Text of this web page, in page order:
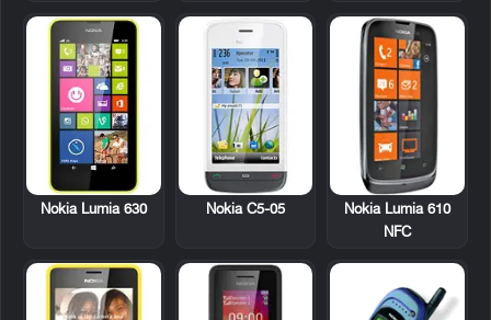
Nokia Lumia 610
NFC
Nokia C5-05
Nokia Lumia 630